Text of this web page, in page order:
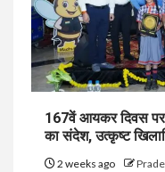
167वें आयकर दिवस पर
का संदेश, उत्कृष्ट
2 weeks ago